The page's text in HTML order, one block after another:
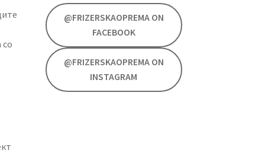
@FRIZERSKAOPREMA ON
FACEBOOK
@FRIZERSKAOPREMA ON
INSTAGRAM